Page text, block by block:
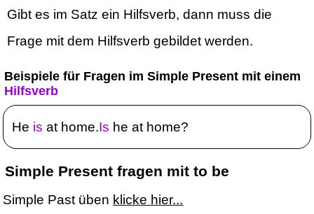
Gibt es im Satz ein Hilfsverb, dann muss die
Frage mit dem Hilfsverb gebildet werden.
Beispiele für Fragen im Simple Present mit einem
Hilfsverb
He is at home.Is he at home?
Simple Present fragen mit to be
Simple Past üben klicke hier...